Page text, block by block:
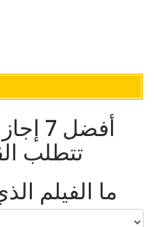
أفضل
تتطلب
ما الفيلم